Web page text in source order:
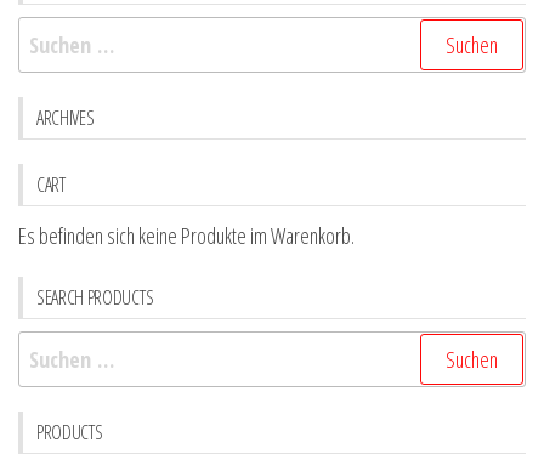
Optionen
auf
Produktseite
werden
auf
Suchen
nach:
ARCHIVES
CART
Es befinden sich keine Produkte im Warenkorb.
SEARCH PRODUCTS
Suchen
nach:
PRODUCTS